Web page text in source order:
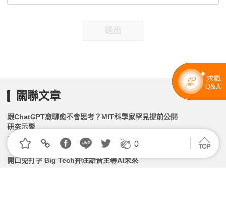
送出
0
關聯文章
跟ChatGPT愈聊愈不會思考？MIT科學家罕見提前公開
研究示警
2026.05.01 | 104小編 | 2026觀看數
開口免打字 Big Tech押注語音主導AI未來